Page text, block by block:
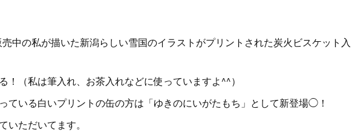
売中の私が描いた新潟らしい雪国のイラストがプリントされた炭火ビスケット
！（私は筆入れ、お茶入れなどに使っていますよ^^）
ている白いプリントの缶の方は「ゆきのにいがたもち」として新登場◯！
いただいてます。